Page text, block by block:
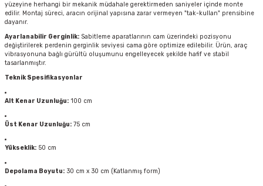
yüzeyine herhangi bir mekanik müdahale gerektirmeden saniyeler içinde monte
edilir. Montaj süreci, aracın orijinal yapısına zarar vermeyen "tak-kullan" prensibine
dayanır.
Ayarlanabilir Gerginlik: Sabitleme aparatlarının cam üzerindeki pozisyonu
değiştirilerek perdenin gerginlik seviyesi cama göre optimize edilebilir. Ürün, araç
vibrasyonuna bağlı gürültü oluşumunu engelleyecek şekilde hafif ve stabil
tasarlanmıştır.
Teknik Spesifikasyonlar
Alt Kenar Uzunluğu: 100 cm
Üst Kenar Uzunluğu: 75 cm
Yükseklik: 50 cm
Depolama Boyutu: 30 cm x 30 cm (Katlanmış form)